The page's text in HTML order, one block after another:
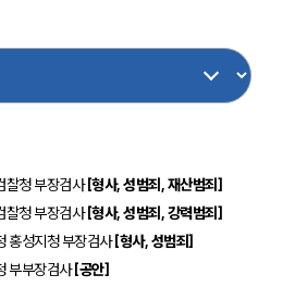
보험
찰청 부장검사[형사, 성범죄, 재산범죄]
찰청 부장검사[형사, 성범죄, 강력범죄]
홍성지청 부장검사[형사, 성범죄]
부부장검사[공안]